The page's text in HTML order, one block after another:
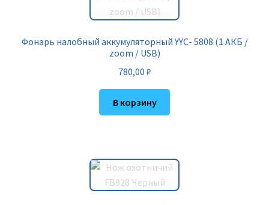
Фонарь налобный аккумуляторный YYC- 5808 (1 АКБ /
zoom / USB)
780,00 ₽
В корзину